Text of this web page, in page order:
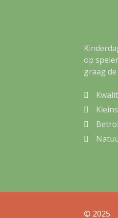
op
graag
© 2025